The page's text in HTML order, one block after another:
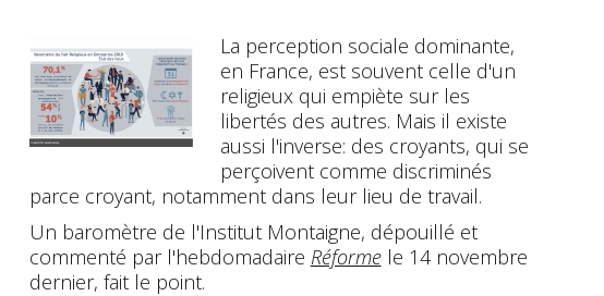
La perception sociale dominante,
en France, est souvent celle d'un
religieux qui empiète sur les
libertés des autres. Mais il existe
aussi l'inverse: des croyants, qui se
perçoivent comme discriminés
parce croyant, notamment dans leur lieu de travail.
Un baromètre de l'Institut Montaigne, dépouillé et
commenté par l'hebdomadaire Réformele 14 novembre
dernier, fait le point.